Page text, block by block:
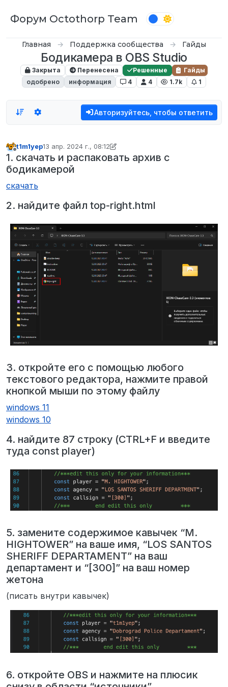
Форум Octothorp Team
Главная Поддержка сообщества Гайды
Бодикамера в OBS Studio
Закрыта Перенесена Решенные
Гайды
одобрено
информация 4 4 1.7k 1
Авторизуйтесь, чтобы ответить
Не в сети
t1m1yep13 апр. 2024 г., 08:12
отредактировано t1m1yep
1. скачать и распаковать архив с
бодикамерой
скачать
2. найдите файл top-right.html
3. откройте его с помощью любого
текстового редактора, нажмите правой
кнопкой мыши по этому файлу
windows 11
windows 10
4. найдите 87 строку (CTRL+F и введите
туда const player)
5. замените содержимое кавычек “M.
HIGHTOWER” на ваше имя, “LOS SANTOS
SHERIFF DEPARTAMENT” на ваш
департамент и “[300]” на ваш номер
жетона
(писать внутри кавычек)
6. откройте OBS и нажмите на плюсик